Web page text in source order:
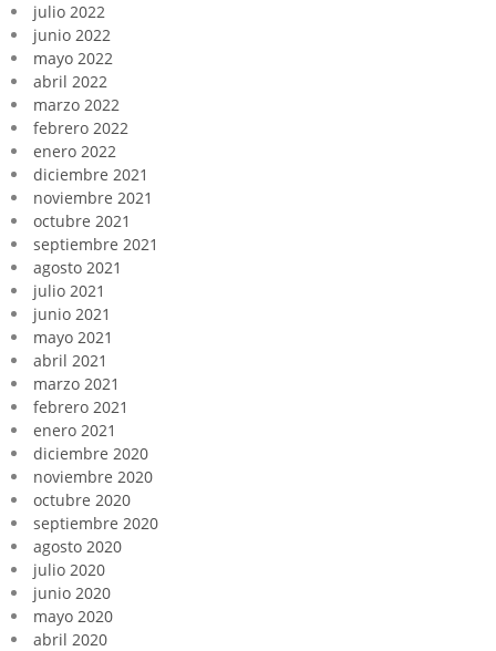
julio 2022
junio 2022
mayo 2022
abril 2022
marzo 2022
febrero 2022
enero 2022
diciembre 2021
noviembre 2021
octubre 2021
septiembre 2021
agosto 2021
julio 2021
junio 2021
mayo 2021
abril 2021
marzo 2021
febrero 2021
enero 2021
diciembre 2020
noviembre 2020
octubre 2020
septiembre 2020
agosto 2020
julio 2020
junio 2020
mayo 2020
abril 2020